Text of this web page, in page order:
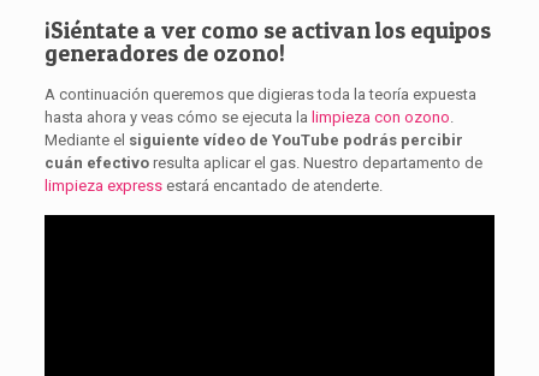
¡Siéntate a ver como se activan los equipos
generadores de ozono!
A continuación queremos que digieras toda la teoría expuesta
hasta ahora y veas cómo se ejecuta la limpieza con ozono
Mediante el siguiente vídeo de YouTube podrás percibir
cuán efectivoresulta aplicar el gas. Nuestro departamento de
limpieza expressestará encantado de atenderte.